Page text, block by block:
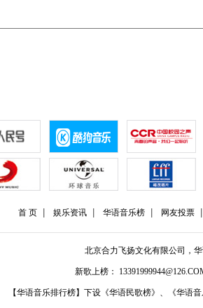
首 页 娱乐资讯 华语音乐榜 网友投票
北京合力飞扬文化有限公司，
新歌上榜：
【华语音乐排行榜】下设《华语民歌榜》、《华语